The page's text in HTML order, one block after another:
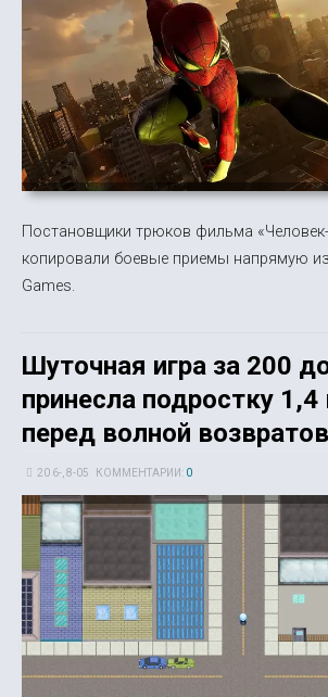
Постановщики трюков фильма
копировали боевые приемы напрямую
Games.
Шуточная игра за 200
принесла подростку
перед волной возвратов
20 6-, 8-05 КОММЕНТАРИИ: 0